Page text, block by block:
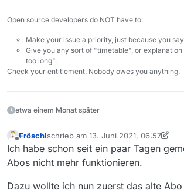
Open source developers do NOT have to:
Make your issue a priority, just because you
Give you any sort of "timetable", or
too long".
Check your entitlement. Nobody owes you anything.
etwa einem Monat später
Offline
Fröschlschrieb am 13. Juni 2021, 06:57
zuletzt editiert von Fröschl
Ich habe schon seit ein paar Tagen
Abos nicht mehr funktionieren.
Dazu wollte ich nun zuerst das alte